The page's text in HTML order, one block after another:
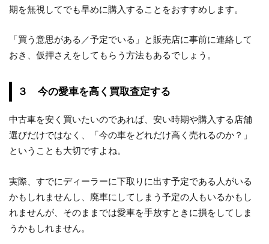
期を無視してでも早めに購入することをおすすめします。
「買う意思がある／予定でいる」と販売店に事前に連絡して
おき、仮押さえをしてもらう方法もあるでしょう。
３ 今の愛車を高く買取査定する
中古車を安く買いたいのであれば、安い時期や購入する店舗
選びだけではなく、「今の車をどれだけ高く売れるのか？」
ということも大切ですよね。
実際、すでにディーラーに下取りに出す予定である人がいる
かもしれませんし、廃車にしてしまう予定の人もいるかもし
れませんが、そのままでは愛車を手放すときに損をしてしま
うかもしれません。